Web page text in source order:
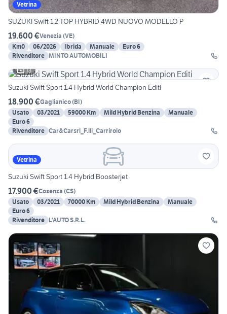
Vetrina
SUZUKI Swift 1.2 TOP HYBRID 4WD NUOVO MODELLO P
19.600 €Venezia (VE)
Km0
06/2026 Ibrida Manuale
Euro 6
Rivenditore MINTO AUTOMOBILI
13
Suzuki Swift Sport 1.4 Hybrid World Champion Editi
18.900 €Gaglianico(BI)
Usato
03/2021 59000 Km Mild Hybrid Benzina
Manuale
Euro 6
Rivenditore Car&Carsrl_F.lli_Carrirolo
Vetrina
Suzuki Swift Sport 1.4 Hybrid Boosterjet
17.900 €Cosenza (CS)
Usato
03/2021 70000 Km Mild Hybrid Benzina
Manuale
Euro 6
Rivenditore L'AUTO S.R.L.